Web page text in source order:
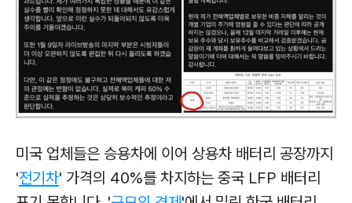
미국 업체들은 승용차에 이어 상용차 배터리 공장까지
'전기차' 가격의 40%를 차지하는 중국 LFP 배터리